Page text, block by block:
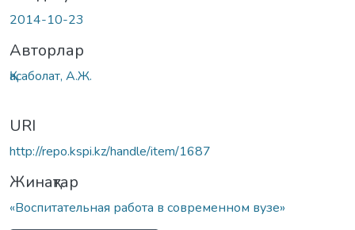
2014-10-23
Авторлар
Қасаболат, А.Ж.
URI
http://repo.kspi.kz/handle/item/1687
Жинақтар
«Воспитательная работа в современном вузе»